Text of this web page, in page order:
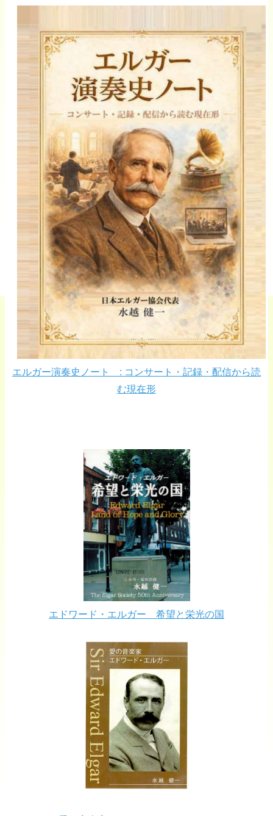
エルガー演奏史ノート : コンサート・記録・配信から読
む現在形
エドワード・エルガー 希望と栄光の国